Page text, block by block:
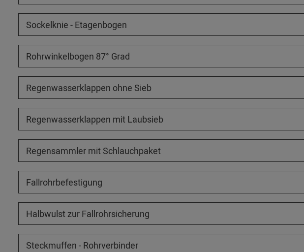
Sockelknie - Etagenbogen
Rohrwinkelbogen 87° Grad
Regenwasserklappen ohne Sieb
Regenwasserklappen mit Laubsieb
Regensammler mit Schlauchpaket
Fallrohrbefestigung
Halbwulst zur Fallrohrsicherung
Steckmuffen - Rohrverbinder